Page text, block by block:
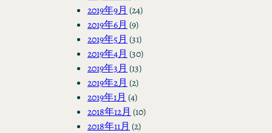
2019年9月 (24)
2019年6月 (9)
2019年5月 (31)
2019年4月 (30)
2019年3月 (13)
2019年2月 (2)
2019年1月 (4)
2018年12月 (10)
2018年11月 (2)